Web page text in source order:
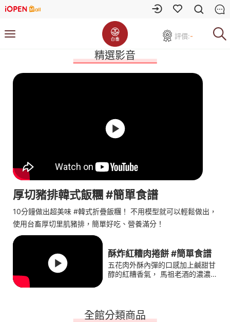
評價:-
精選影音
厚切豬排韓式飯糰 #簡單食譜
10分鐘做出超美味 #韓式折疊飯糰！ 不用模型就可以輕鬆做出，
使用台畜厚切里肌豬排，簡單好吃、營養滿分！
酥炸紅糟肉捲餅 #簡單食譜
五花肉外酥內彈的口感加上鹹甜甘
醇的紅糟香氣， 馬祖老酒的濃濃
全館分類商品